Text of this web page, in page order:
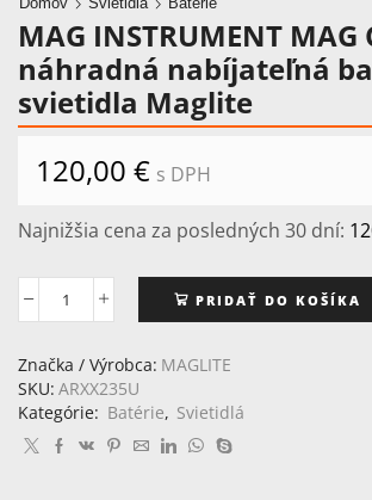
MAG INSTRUMENT
náhradná nabíjateľná
svietidla Maglite
120,00 € s DPH
Najnižšia cena za posledných 30 dní:
množstvo
INSTRUMENT
MAG
Charger
nabíjateľná
PRIDAŤ DO KOŠÍKA
Značka / Výrobca: MAGLITE
SKU: ARXX235U
Kategórie: Batérie, Svietidlá